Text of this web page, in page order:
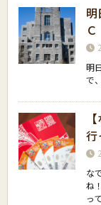
Ｃ
明
で
行
な
ね
っ